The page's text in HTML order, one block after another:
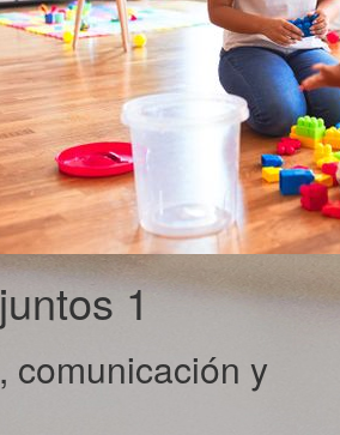
1
comunicación y